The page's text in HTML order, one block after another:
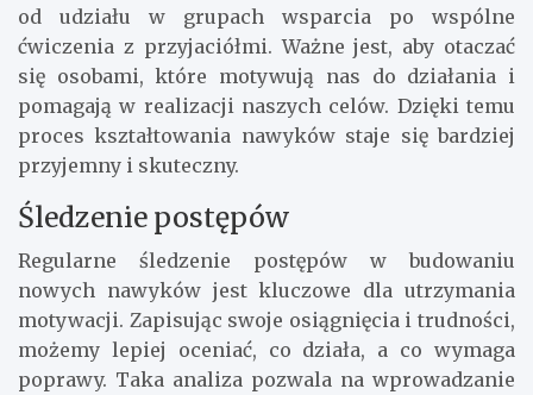
od udziału w grupach wsparcia po wspólne
ćwiczenia z przyjaciółmi. Ważne jest, aby otaczać
się osobami, które motywują nas do działania i
pomagają w realizacji naszych celów. Dzięki temu
proces kształtowania nawyków staje się bardziej
przyjemny i skuteczny.
Śledzenie postępów
Regularne śledzenie postępów w budowaniu
nowych nawyków jest kluczowe dla utrzymania
motywacji. Zapisując swoje osiągnięcia i trudności,
możemy lepiej oceniać, co działa, a co wymaga
poprawy. Taka analiza pozwala na wprowadzanie